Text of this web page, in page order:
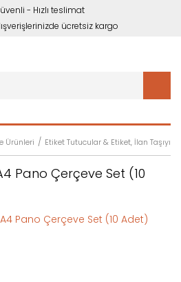
- Hızlı teslimat
ücretsiz kargo
Ürünleri Etiket Tutucular & Etiket, İlan
Pano Çerçeve Set (10